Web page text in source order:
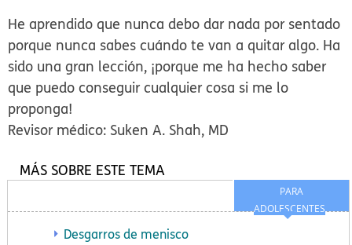
He aprendido que nunca debo dar nada por sentado
porque nunca sabes cuándo te van a quitar algo. Ha
sido una gran lección, ¡porque me ha hecho saber
que puedo conseguir cualquier cosa si me lo
proponga!
Revisor médico: Suken A. Shah, MD
PARA
ADOLESCENTES
MÁS SOBRE ESTE TEMA
Desgarros de menisco